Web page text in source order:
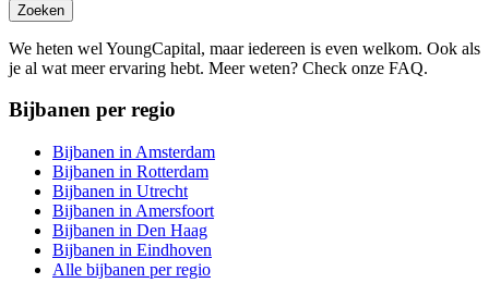
Zoeken
We heten wel YoungCapital, maar iedereen is even welkom. Ook als
je al wat meer ervaring hebt. Meer weten? Check onze FAQ.
Bijbanen per regio
Bijbanen in Amsterdam
Bijbanen in Rotterdam
Bijbanen in Utrecht
Bijbanen in Amersfoort
Bijbanen in Den Haag
Bijbanen in Eindhoven
Alle bijbanen per regio